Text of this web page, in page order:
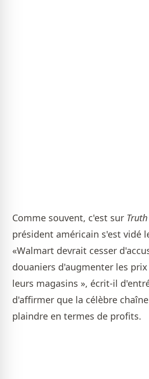
Comme souvent, c'est sur
président américain s'est vidé
«Walmart devrait cesser
douaniers d'augmenter les
leurs magasins », écrit-il
d'affirmer que la célèbre
plaindre en termes de profits.